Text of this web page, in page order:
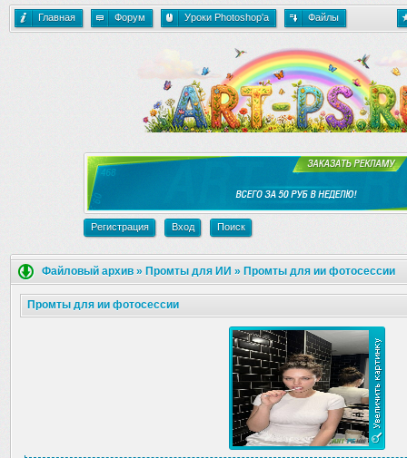
Главная Форум Уроки Photoshop'a Файлы
Регистрация Вход Поиск
Файловый архив » Промты для ИИ » Промты для ии фотосессии
Промты для ии фотосессии